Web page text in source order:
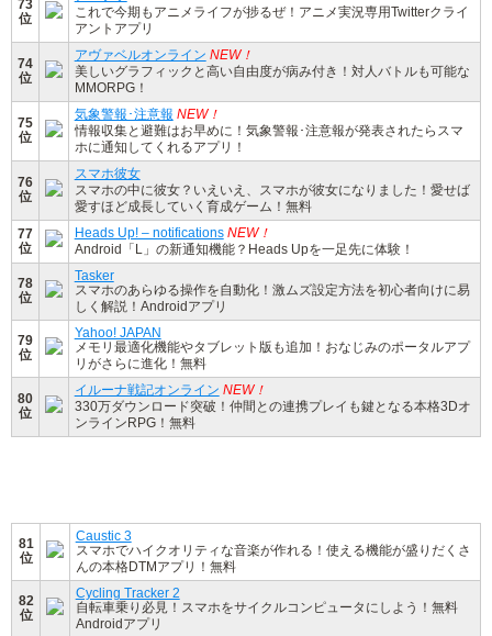
73
位
これで今期もアニメライフが捗るぜ！アニメ実況専用Twitterクライ
アントアプリ
74
位
アヴァベルオンライン NEW！
美しいグラフィックと高い自由度が病み付き！対人バトルも可能な
MMORPG！
75
位
気象警報･注意報 NEW！
情報収集と避難はお早めに！気象警報･注意報が発表されたらスマ
ホに通知してくれるアプリ！
76
位
スマホ彼女
スマホの中に彼女？いえいえ、スマホが彼女になりました！愛せば
愛すほど成長していく育成ゲーム！無料
77
位
Heads Up! – notifications NEW！
Android「L」の新通知機能？Heads Upを一足先に体験！
78
位
Tasker
スマホのあらゆる操作を自動化！激ムズ設定方法を初心者向けに易
しく解説！Androidアプリ
79
位
Yahoo! JAPAN
メモリ最適化機能やタブレット版も追加！おなじみのポータルアプ
リがさらに進化！無料
80
位
イルーナ戦記オンライン NEW！
330万ダウンロード突破！仲間との連携プレイも鍵となる本格3Dオ
ンラインRPG！無料
81
位
Caustic 3
スマホでハイクオリティな音楽が作れる！使える機能が盛りだくさ
んの本格DTMアプリ！無料
82
位
Cycling Tracker 2
自転車乗り必見！スマホをサイクルコンピュータにしよう！無料
Androidアプリ